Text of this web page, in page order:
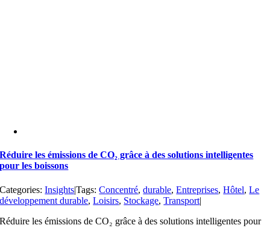
Réduire les émissions de CO₂ grâce à des solutions intelligentes
pour les boissons
Categories:Insights|Tags:Concentré,durable,Entreprises,Hôtel,Le
développement durable,Loisirs, Stockage,Transport|
Réduire les émissions de CO₂ grâce à des solutions intelligentes pour